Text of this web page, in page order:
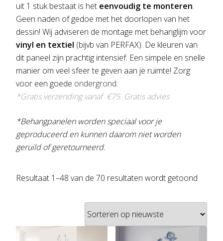
uit 1 stuk bestaat is het eenvoudig te monteren.
Geen naden of gedoe met het doorlopen van het
dessin! Wij adviseren de montage met behanglijm voor
vinyl en textiel (bijvb van PERFAX). De kleuren van
dit paneel zijn prachtig intensief. Een simpele en snelle
manier om veel sfeer te geven aan je ruimte! Zorg
voor een goede ondergrond.
*Gratis verzending vanaf €75. Gratis advies
*Behangpanelen worden speciaal voor je
geproduceerd en kunnen daarom niet worden
geruild of geretourneerd.
Resultaat 1–48 van de 70 resultaten wordt getoond